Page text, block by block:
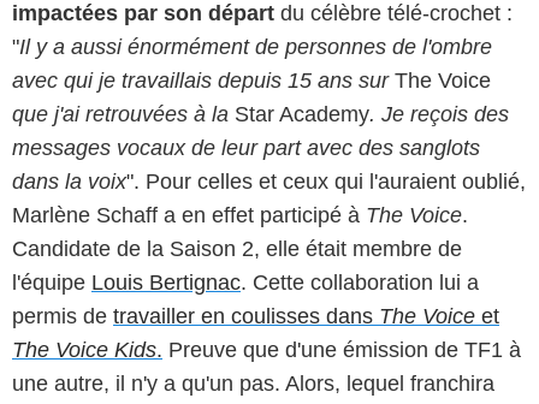
impactées par son départ du célèbre télé-crochet :
"Il y a aussi énormément de personnes de l'ombre
avec qui je travaillais depuis 15 ans sur The Voice
que j'ai retrouvées à la Star Academy. Je reçois des
messages vocaux de leur part avec des sanglots
dans la voix". Pour celles et ceux qui l'auraient oublié,
Marlène Schaff a en effet participé à The Voice.
Candidate de la Saison 2, elle était membre de
l'équipe Louis Bertignac. Cette collaboration lui a
permis de travailler en coulisses dans The Voice et
The Voice Kids. Preuve que d'une émission de TF1 à
une autre, il n'y a qu'un pas. Alors, lequel franchira